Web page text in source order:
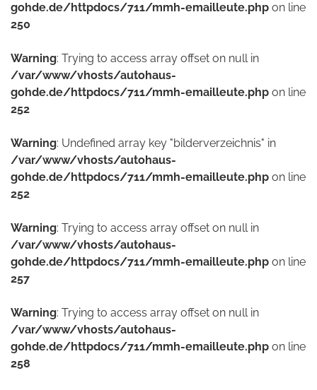
gohde.de/httpdocs/711/mmh-emailleute.php on line
250
Warning: Trying to access array offset on null in
/var/www/vhosts/autohaus-
gohde.de/httpdocs/711/mmh-emailleute.php on line
252
Warning: Undefined array key "bilderverzeichnis" in
/var/www/vhosts/autohaus-
gohde.de/httpdocs/711/mmh-emailleute.php on line
252
Warning: Trying to access array offset on null in
/var/www/vhosts/autohaus-
gohde.de/httpdocs/711/mmh-emailleute.php on line
257
Warning: Trying to access array offset on null in
/var/www/vhosts/autohaus-
gohde.de/httpdocs/711/mmh-emailleute.php on line
258